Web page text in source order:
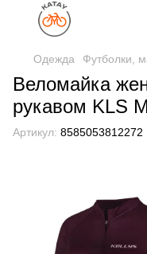
Одежда Футболки,
Веломайка
рукавом KLS
Артикул: 8585053812272